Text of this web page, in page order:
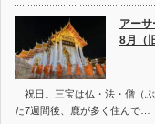
アー
8月（
祝日。三宝は仏・法・僧（
た7週間後、鹿が多く住んで…